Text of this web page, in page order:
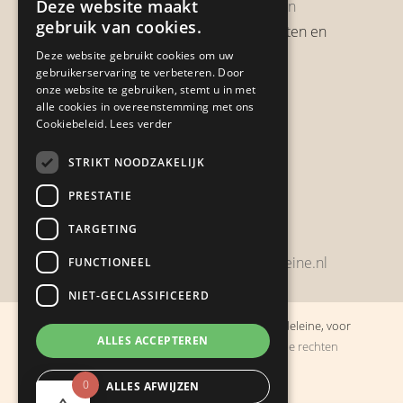
Garantie & Retourneren
Verzendbeleid, verzendkosten en
verzendtijden
Heb je een klacht?
Zwijnsbergenstraat 154
bestelling@boulevarddelamadeleine.nl
© Copyright 2019 - 2026Boulevard de la Madeleine, voor
cadeaus die je stiekem liever zelf houdt· Alle rechten
voorbehouden
Ontwikkeling door
0
Deze website maakt
gebruik van cookies.
Deze website gebruikt cookies om uw
gebruikerservaring te verbeteren. Door
onze website te gebruiken, stemt u in met
alle cookies in overeenstemming met ons
Cookiebeleid. Lees verder
STRIKT NOODZAKELIJK
PRESTATIE
TARGETING
FUNCTIONEEL
NIET-GECLASSIFICEERD
ALLES ACCEPTEREN
ALLES AFWIJZEN